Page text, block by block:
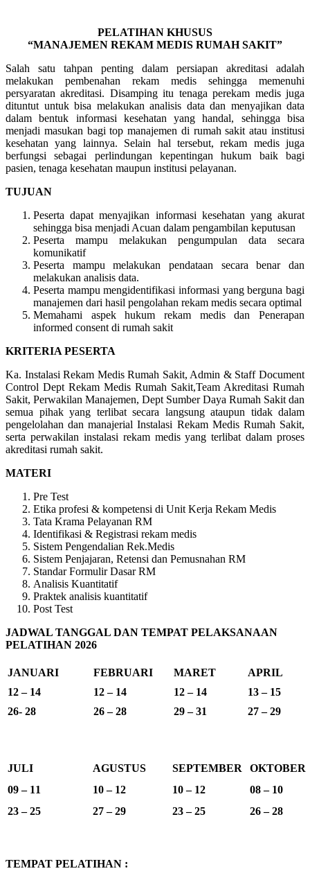
PELATIHAN KHUSUS
“MANAJEMEN REKAM MEDIS RUMAH SAKIT”
Salah satu tahpan penting dalam persiapan akreditasi adalah
melakukan pembenahan rekam medis sehingga memenuhi
persyaratan akreditasi. Disamping itu tenaga perekam medis juga
dituntut untuk bisa melakukan analisis data dan menyajikan data
dalam bentuk informasi kesehatan yang handal, sehingga bisa
menjadi masukan bagi top manajemen di rumah sakit atau institusi
kesehatan yang lainnya. Selain hal tersebut, rekam medis juga
berfungsi sebagai perlindungan kepentingan hukum baik bagi
pasien, tenaga kesehatan maupun institusi pelayanan.
TUJUAN
Peserta dapat menyajikan informasi kesehatan yang akurat
sehingga bisa menjadi Acuan dalam pengambilan keputusan
Peserta mampu melakukan pengumpulan data secara
komunikatif
Peserta mampu melakukan pendataan secara benar dan
melakukan analisis data.
Peserta mampu mengidentifikasi informasi yang berguna bagi
manajemen dari hasil pengolahan rekam medis secara optimal
Memahami aspek hukum rekam medis dan Penerapan
informed consent di rumah sakit
KRITERIA PESERTA
Ka. Instalasi Rekam Medis Rumah Sakit, Admin & Staff Document
Control Dept Rekam Medis Rumah Sakit,Team Akreditasi Rumah
Sakit, Perwakilan Manajemen, Dept Sumber Daya Rumah Sakit dan
semua pihak yang terlibat secara langsung ataupun tidak dalam
pengelolahan dan manajerial Instalasi Rekam Medis Rumah Sakit,
serta perwakilan instalasi rekam medis yang terlibat dalam proses
akreditasi rumah sakit.
MATERI
Pre Test
Etika profesi & kompetensi di Unit Kerja Rekam Medis
Tata Krama Pelayanan RM
Identifikasi & Registrasi rekam medis
Sistem Pengendalian Rek.Medis
Sistem Penjajaran, Retensi dan Pemusnahan RM
Standar Formulir Dasar RM
Analisis Kuantitatif
Praktek analisis kuantitatif
Post Test
JADWAL TANGGAL DAN TEMPAT PELAKSANAAN
PELATIHAN 2026
JANUARI FEBRUARI MARET
APRIL
12 – 14
12 – 14 12 – 14
13 – 15
26- 28
26 – 28 29 – 31 27 – 29
JULI AGUSTUS SEPTEMBER
OKTOBER
09 – 11
10 – 12 10 – 12
08 – 10
23 – 25
27 – 29 23 – 25 26 – 28
TEMPAT PELATIHAN :